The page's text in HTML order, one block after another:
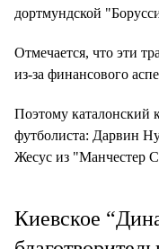
дортмундской
Отмечается, что эти
из-за финансового
Поэтому каталонский
футболиста: Дарвин
Жесус из "Манчестер
Киевское